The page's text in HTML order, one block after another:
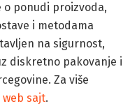
ponudi proizvoda,
i metodama
na sigurnost,
diskretno pakovanje i
Za više
web sajt.